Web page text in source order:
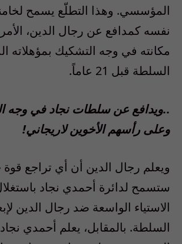
المؤسسي. وهذا التطلّع يسمح
نفسه كمدافع عن رجال الدين،
مكانته في وجه التشكيك بمؤهلاته
السلطة قبل 21 عاماً.
..ويدافع عن سلطات نجاد في وجه
وعلى رأسهم الأخوين لاريجاني!
ويعلم رجال الدين أن أي تراجع قوة
ستسمح لدائرة أحمدي نجاد
الاستياء الواسعة ضد رجال الدين
السلطة. بالمقابل، يعلم أحمدي